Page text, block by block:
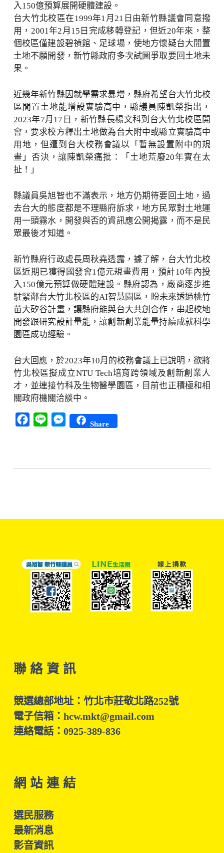
入150億預算展開硬體建設。
台大竹北校區在1999年1月21日由新竹縣議會同意撥
用，2001年2月15日完成移轉登記，但近20年來，整
個校區僅建設碧禎館、足球場，使地方懷疑台大閒置
土地不願開發，新竹縣政府多次試圖爭取要回土地未
果。
近幾年新竹縣因就學需求暴增，縣府希望台大竹北校
區閒置土地能增設實驗高中，縣議員陳凱榮指出，
2023年7月17日，新竹縣長楊文科到台大竹北校區開
會，要求校方釋出土地做為台大附中或縣立實驗高中
用地，但遭到台大校務會議以「暫無設置附中的規
畫」否決，讓陳凱榮痛批：「土地荒廢20年實在太
扯！」
縣議員吳旭智也不滿表示，地方仍期待要回土地，過
去台大的態度都是不理縣府訴求，地方民眾對土地運
用一頭霧水，開發與否的資訊應公開揭露，而不是民
眾最後才知道。
新竹縣府行政處長周秋堯透露，據了解，台大竹北校
區近期已獲得國發會1億元規畫費用，預計10年內投
入150億元預算做硬體建設。縣府認為，廠商逐步進
駐緊鄰台大竹北校區的AI智慧園區，盼未來透過桃竹
苗大矽谷計畫，讓縣府能與台大共創合作，串起校地
開發跟研究設計量能，讓創新創業能量持續成就科學
園區成功經驗。
台大回應，於2023年10月的校務會議上已說明，欲將
竹北校區擬成立NTU Tech培育跨領域及創新創業人
才，並連接竹科及生物醫學園區，目前也正積極和相
關政府機關洽談中。
Facebook
Line Messenger
Share
聯 絡 資 訊
競選總部地址：竹北市莊敬北路252號
電子信箱：hcw.mkt@gmail.com
連絡電話：0925-389-836
網 站 連 結
選民服務
最新消息
影音資訊